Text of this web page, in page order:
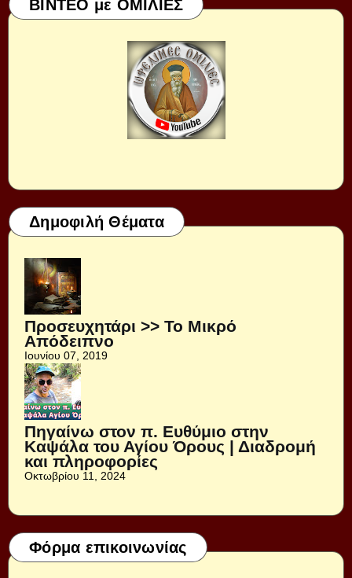
ΒΙΝΤΕΟ με ΟΜΙΛΙΕΣ
Δημοφιλή Θέματα
Προσευχητάρι >> Το Μικρό
Απόδειπνο
Ιουνίου 07, 2019
Πηγαίνω στον π. Ευθύμιο στην
Καψάλα του Αγίου Όρους | Διαδρομή
και πληροφορίες
Οκτωβρίου 11, 2024
Φόρμα επικοινωνίας